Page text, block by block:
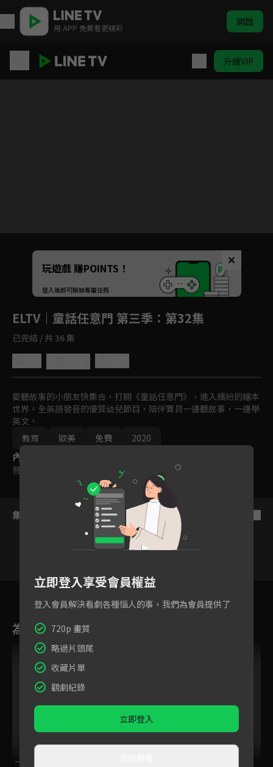
用 APP 免費看更精彩 開啟
升級VIP
Unmute
如有不便請見諒
玩遊戲 賺POINTS！
登入後即可解鎖專屬任務
ELTV｜童話任意門 第三季 ：第32集
已完結 / 共 36 集
愛聽故事的小朋友快集合，打開《童話任意門》，進入繽紛的繪本
世界。全英語發音的優質幼兒節目，陪伴寶貝一邊聽故事，一邊學
英文。
教育
歐美 免費 2020
內容標籤
普遍級
集數列表
30 31 32
為您推薦
一半天堂
立即登入享受會員權益
登入會員解決看劇各種惱人的事，我們為會員提供了
720p 畫質
略過片頭尾
收藏片單
觀劇紀錄
立即登入